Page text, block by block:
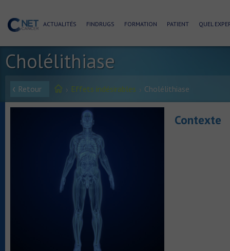
ACTUALITÉS FINDRUGS FORMATION PATIENT QUEL
Cholélithiase
Retour Effets indésirables Cholélithiase
Contexte